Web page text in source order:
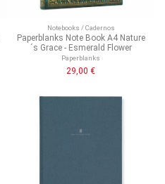
Notebooks / Cadernos
Paperblanks Note Book A4 Nature
´s Grace - Esmerald Flower
Paperblanks
29,00 €